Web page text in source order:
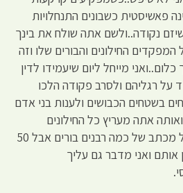
פאשיסטית כשבונים התנחלויות
נקודה..ולשם אתה שולח את בינך
החילונים והבורים שלו וזה
מייחל ליום שיעמידו לדין
רגליהם ולסרב פקודה הלכו
בשטחים הכבושים ולענות בני אדם
אתה מעריץ כל החילונים
הצבועים קמים ונזעקים מול מכתב של כמה רבנים בורים אבל 50
אותם ואני מדבר גם עליך